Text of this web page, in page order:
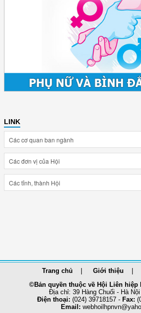
LINK
Trang chủ Giới thiệu
©Bản quyền thuộc về Hội Liên hiệp
Địa chỉ: 39 Hàng Chuối - Hà
Điện thoại: (024) 39718157 - Fax:
Email: